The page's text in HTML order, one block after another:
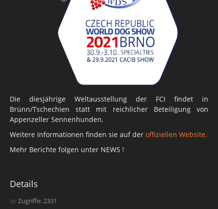
Über unsere Datenbank
HD Vergleichstabelle
Züchter
Deckrüden
Weblinks
Weblink eintragen
Fotos
Mitglieder
Die diesjährige Weltausstellung der FCI findet in
Brünn/Tschechien statt mit reichlicher Beteiligung von
Appenzeller Sennenhunden.
Weitere Informationen finden sie auf der offiziellen Website.
Mehr Berichte folgen unter NEWS !
Details
Zugriffe: 2331